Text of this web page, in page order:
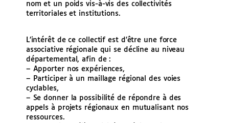
nom et un poids vis-à-vis des collectivités
territoriales et institutions.
L’intérêt de ce collectif est d’être une force
associative régionale qui se décline au niveau
départemental, afin de :
– Apporter nos expériences,
– Participer à un maillage régional des voies
cyclables,
– Se donner la possibilité de répondre à des
appels à projets régionaux en mutualisant nos
ressources.